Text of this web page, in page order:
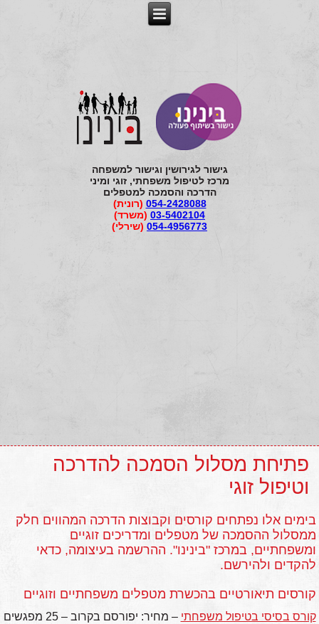
גישור לגירושין וגישור למשפחה
מרכז לטיפול משפחתי, זוגי ומיני
הדרכה והסמכה למטפלים
054-2428088 (רונית)
03-5402104 (משרד)
054-4956773 (שירלי)
פתיחת מסלול הסמכה להדרכה
וטיפול זוגי
בימים אלו נפתחים קורסים וקבוצות הדרכה המהווים חלק
ממסלול ההסמכה של מטפלים ומדריכים זוגיים
ומשפחתיים, במרכז "בינינו". ההרשמה בעיצומה, כדאי
להקדים ולהירשם.
קורסים תיאורטיים בהכשרת מטפלים משפחתיים וזוגיים
קורס בסיסי בטיפול משפחתי
– מחיר: יפורסם בקרוב – 25 מפגשים